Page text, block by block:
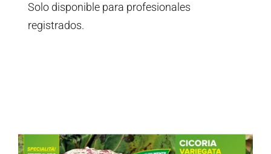
Solo disponible para profesionales
registrados.